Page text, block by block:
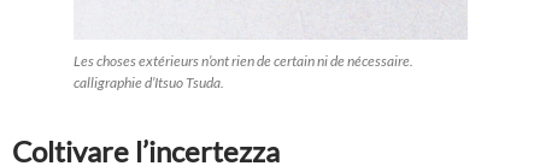
Les choses extérieurs n’ont rien de certain ni de nécessaire.
calligraphie d’Itsuo Tsuda.
Coltivare l’incertezza